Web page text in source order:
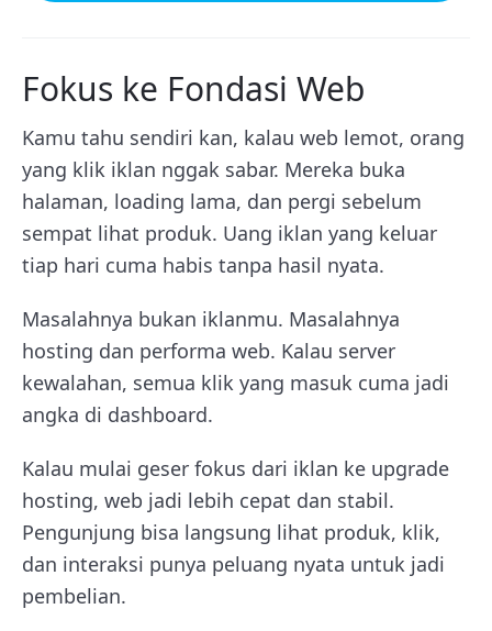
Fokus ke Fondasi Web
Kamu tahu sendiri kan, kalau web lemot, orang
yang klik iklan nggak sabar. Mereka buka
halaman, loading lama, dan pergi sebelum
sempat lihat produk. Uang iklan yang keluar
tiap hari cuma habis tanpa hasil nyata.
Masalahnya bukan iklanmu. Masalahnya
hosting dan performa web. Kalau server
kewalahan, semua klik yang masuk cuma jadi
angka di dashboard.
Kalau mulai geser fokus dari iklan ke upgrade
hosting, web jadi lebih cepat dan stabil.
Pengunjung bisa langsung lihat produk, klik,
dan interaksi punya peluang nyata untuk jadi
pembelian.